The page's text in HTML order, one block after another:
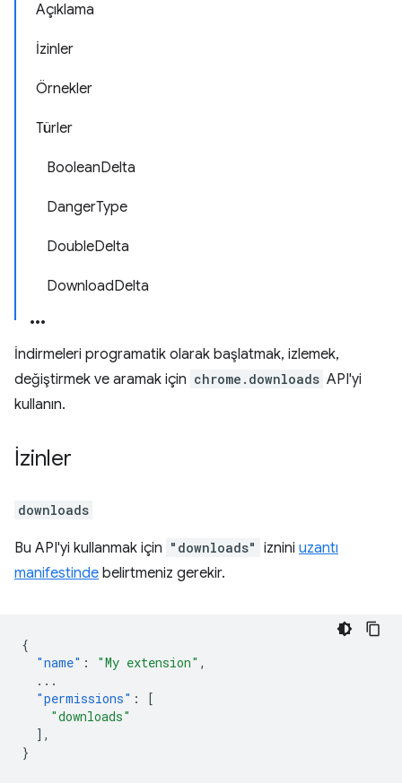
Açıklama
İzinler
Örnekler
Türler
BooleanDelta
DangerType
DoubleDelta
DownloadDelta
İndirmeleri programatik olarak başlatmak, izlemek,
değiştirmek ve aramak için chrome.downloads API'yi
kullanın.
İzinler
downloads
Bu API'yi kullanmak için "downloads" iznini uzantı
manifestinde belirtmeniz gerekir.
{
"name" : "My extension" ,
...
"permissions" :
[
"downloads"
],
}